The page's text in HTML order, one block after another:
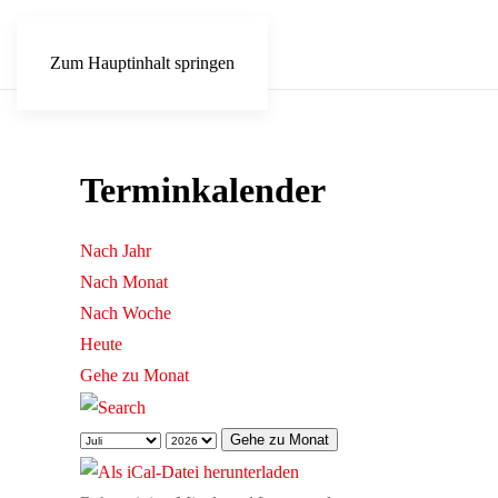
Zum Hauptinhalt springen
Terminkalender
Nach Jahr
Nach Monat
Nach Woche
Heute
Gehe zu Monat
Gehe zu Monat